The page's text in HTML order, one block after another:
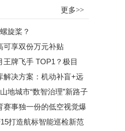
更多>>
旋桨？
可享双份万元补贴
牌飞手 TOP1？极目
！
解决方案：机动补盲+远
地城市“数智治理”新路子
赛事独一份的低空视觉爆
打造航标智能巡检新范